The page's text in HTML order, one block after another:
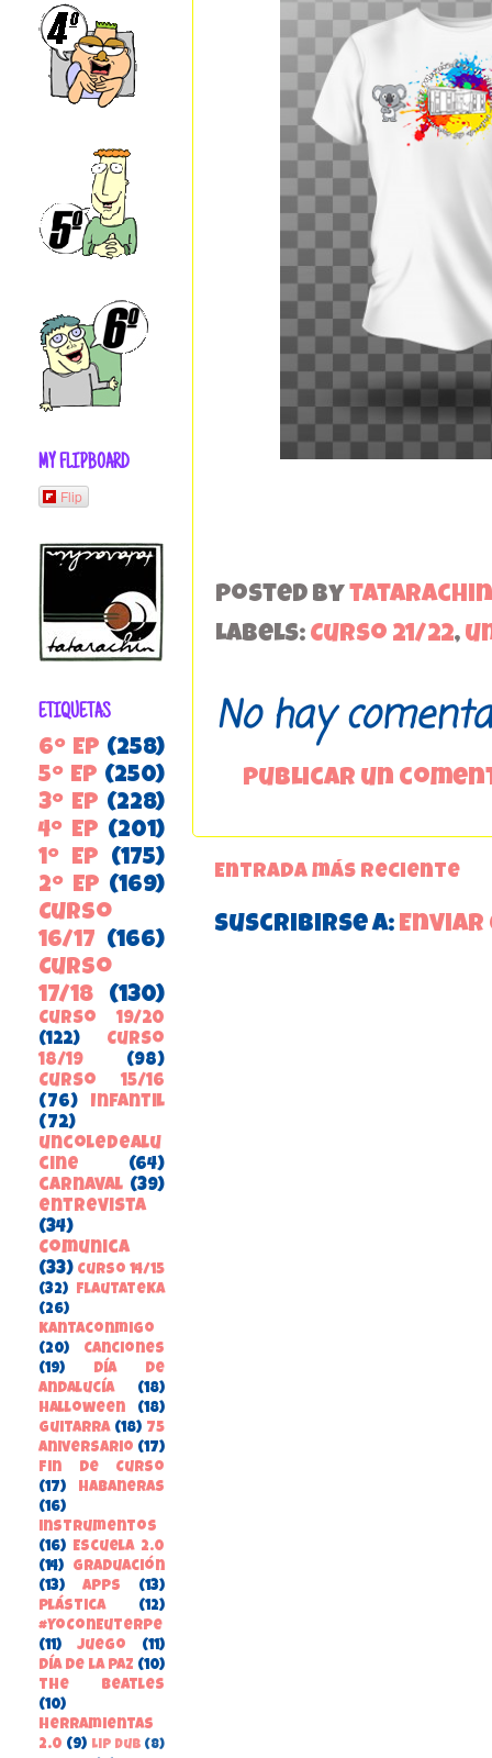
Posted by tatarachin
Labels: Curso 21/22,
No hay
Publicar un
Entrada más reciente
Suscribirse a: Enviar
MY FLIPBOARD
Flip
ETIQUETAS
6º EP (258)
5º EP (250)
3º EP (228)
4º EP (201)
1º EP
(175)
2º EP (169)
Curso
16/17 (166)
Curso
17/18
(130)
Curso 19/20
(122)
Curso
18/19
(98)
Curso 15/16
(76)
Infantil
(72)
uncoledealu
cine
(64)
carnaval (39)
entrevista
(34)
ComunicA
(33) Curso 14/15
(32)
FlautateKa
(26)
kantaconmigo
(20)
canciones
(19)
Día de
Andalucía
(18)
Halloween
(18)
guitarra (18) 75
aniversario (17)
Fin de Curso
(17)
habaneras
(16)
instrumentos
(16) Escuela 2.0
(14)
Graduación
(13)
apps
(13)
Plástica
(12)
#YoConEuterpe
(11)
juego
(11)
Día de la Paz (10)
the beatles
(10)
herramientas
2.0 (9) Lip Dub (8)